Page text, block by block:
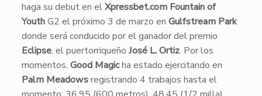
haga su debut en elXpressbet.com Fountain of
YouthG2 el próximo 3 de marzo en Gulfstream Park
donde será conducido por el ganador del premio
Eclipse, el puertorriqueño José L. Ortiz. Por los
momentos, Good Magicha estado ejercitando en
Palm Meadowsregistrando 4 trabajos hasta el